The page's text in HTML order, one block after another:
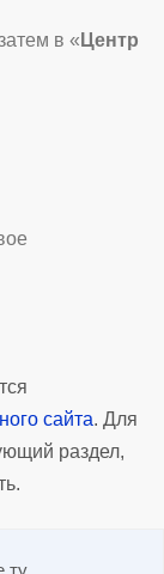
в « Центр
сайта. Для
раздел,
ту